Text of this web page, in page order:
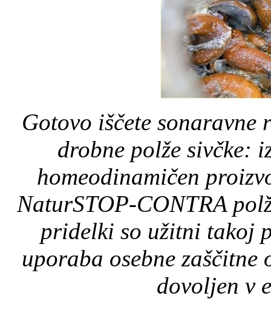
Gotovo iščete sonaravne
drobne polže sivčke:
homeodinamičen
NaturSTOP-CONTRA
pridelki so užitni takoj
uporaba osebne
dovoljen v